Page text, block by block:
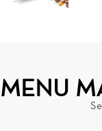
MENU